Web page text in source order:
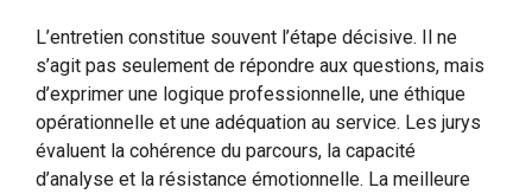
L’entretien constitue souvent l’étape décisive. Il ne
s’agit pas seulement de répondre aux questions, mais
d’exprimer une logique professionnelle, une éthique
opérationnelle et une adéquation au service. Les jurys
évaluent la cohérence du parcours, la capacité
d’analyse et la résistance émotionnelle. La meilleure